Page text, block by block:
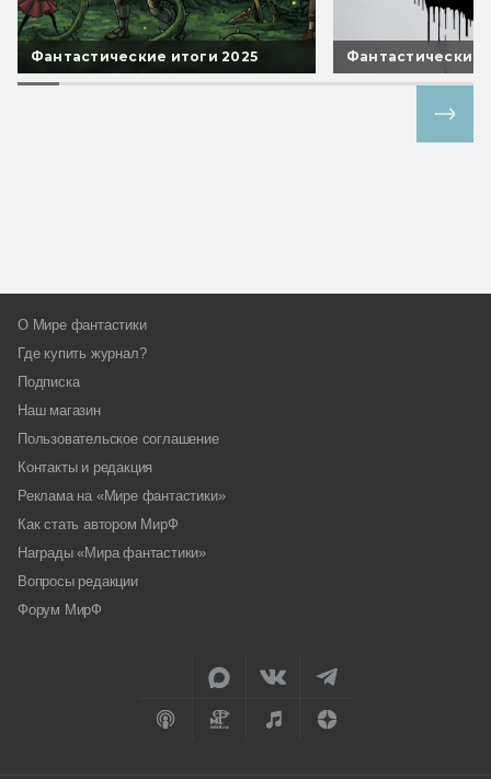
Фантастические итоги 2025 Фантастические
О Мире фантастики
Где купить журнал?
Подписка
Наш магазин
Пользовательское соглашение
Контакты и редакция
Реклама на «Мире фантастики»
Как стать автором МирФ
Награды «Мира фантастики»
Вопросы редакции
Форум МирФ